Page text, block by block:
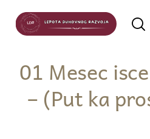
01 Mesec
– (Put ka